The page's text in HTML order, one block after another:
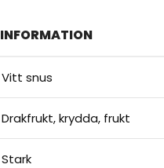
INFORMATION
Vitt snus
Drakfrukt, krydda, frukt
Stark